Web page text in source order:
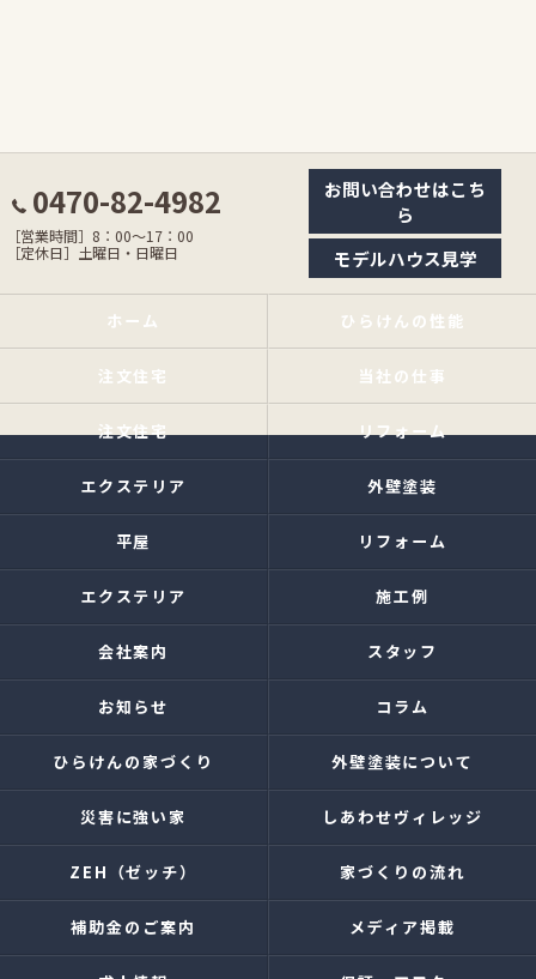
0470-82-4982
［営業時間］8：00〜17：00
［定休日］土曜日・日曜日
お問い合わせはこち
ら
モデルハウス見学
ホーム ひらけんの性能
注文住宅 当社の仕事
注文住宅 リフォーム
エクステリア 外壁塗装
平屋 リフォーム
エクステリア 施工例
会社案内 スタッフ
お知らせ コラム
ひらけんの家づくり 外壁塗装について
災害に強い家 しあわせヴィレッジ
ZEH（ゼッチ） 家づくりの流れ
補助金のご案内 メディア掲載